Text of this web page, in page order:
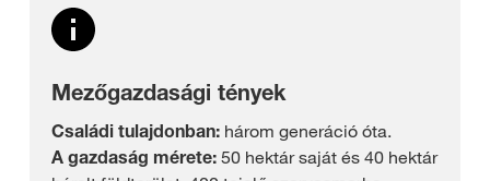
Mezőgazdasági tények
Családi tulajdonban: három generáció óta.
A gazdaság mérete: 50 hektár saját és 40 hektár